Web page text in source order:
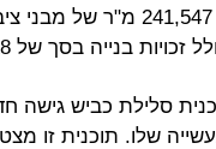
בנוסף היא כוללת
שלו. תוכנית זו